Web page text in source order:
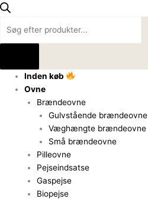
Inden køb
Ovne
Brændeovne
Gulvstående brændeovne
Væghængte brændeovne
Små brændeovne
Pilleovne
Pejseindsatse
Gaspejse
Biopejse